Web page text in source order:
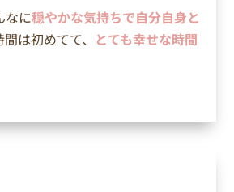
なに穏やかな気持ちで自分自身と
間は初めてて、 とても幸せな時間